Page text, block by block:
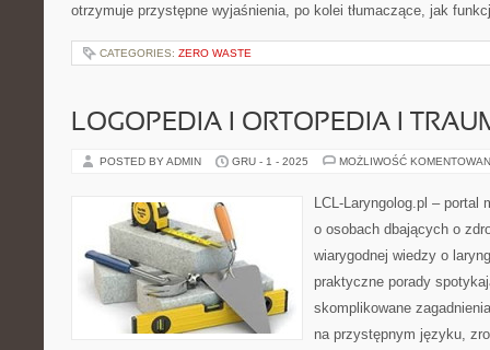
otrzymuje przystępne wyjaśnienia, po kolei tłumaczące, jak
CATEGORIES: ZERO WASTE
LOGOPEDIA I ORTOPEDIA I
POSTED BY ADMIN GRU - 1 - 2025 MOŻLIWOŚĆ
LCL-Laryngolog.pl –
o osobach dbających o
wiarygodnej wiedzy o
praktyczne porady
skomplikowane
na przystępnym języku,